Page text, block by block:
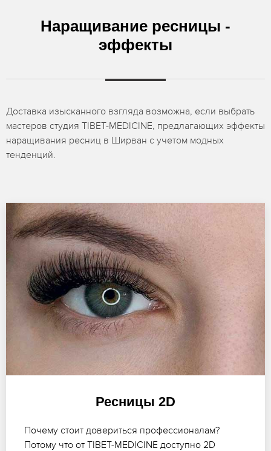
Наращивание ресницы -
эффекты
Доставка изысканного взгляда возможна, если выбрать
мастеров студия TIBET-MEDICINE, предлагающих эффекты
наращивания ресниц в Ширван с учетом модных
тенденций.
Ресницы 2D
Почему стоит довериться профессионалам?
Потому что от TIBET-MEDICINE доступно 2D